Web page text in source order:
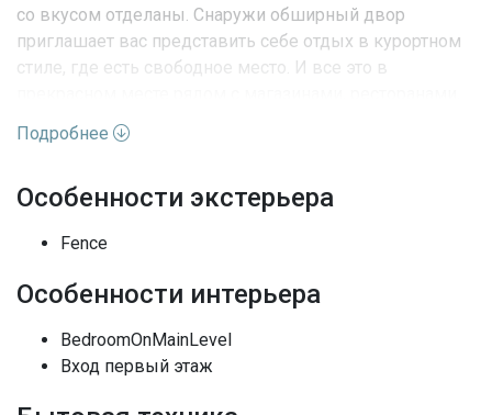
со вкусом отделаны. Снаружи обширный двор
приглашает вас представить себе отдых в курортном
стиле, где есть свободное место. И все это в
школами и основными маршрутами — идеальное
сочетание комфорта, удобства и возможностей для
Характеристики недвижимости:
Номер дома
Подробнее
Особенности экстерьера
Fence
Особенности интерьера
BedroomOnMainLevel
Вход первый этаж